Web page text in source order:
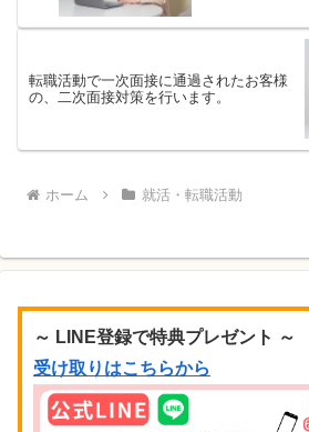
転職活動で一次面接に通過されたお客様
の、二次面接対策を行います。
ホーム 就活・転職活動
～ LINE登録で特典プレゼント ～
受け取りはこちらから